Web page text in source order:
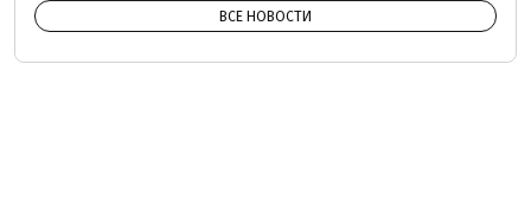
ВСЕ НОВОСТИ